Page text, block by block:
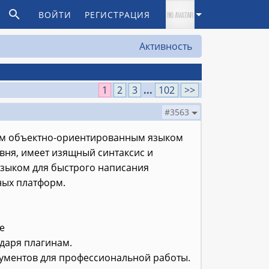
ВОЙТИ РЕГИСТРАЦИЯ
Активность
1 2 3 ... 102 >>
#3563
объектно-ориентированным языком
имеет изящный синтаксис и
для быстрого написания
платформ.
плагинам.
для профессиональной работы.